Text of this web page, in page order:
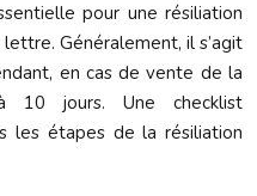
pour une résiliation
Généralement, il s’agit
en cas de vente de la
jours. Une checklist
les étapes de la résiliation